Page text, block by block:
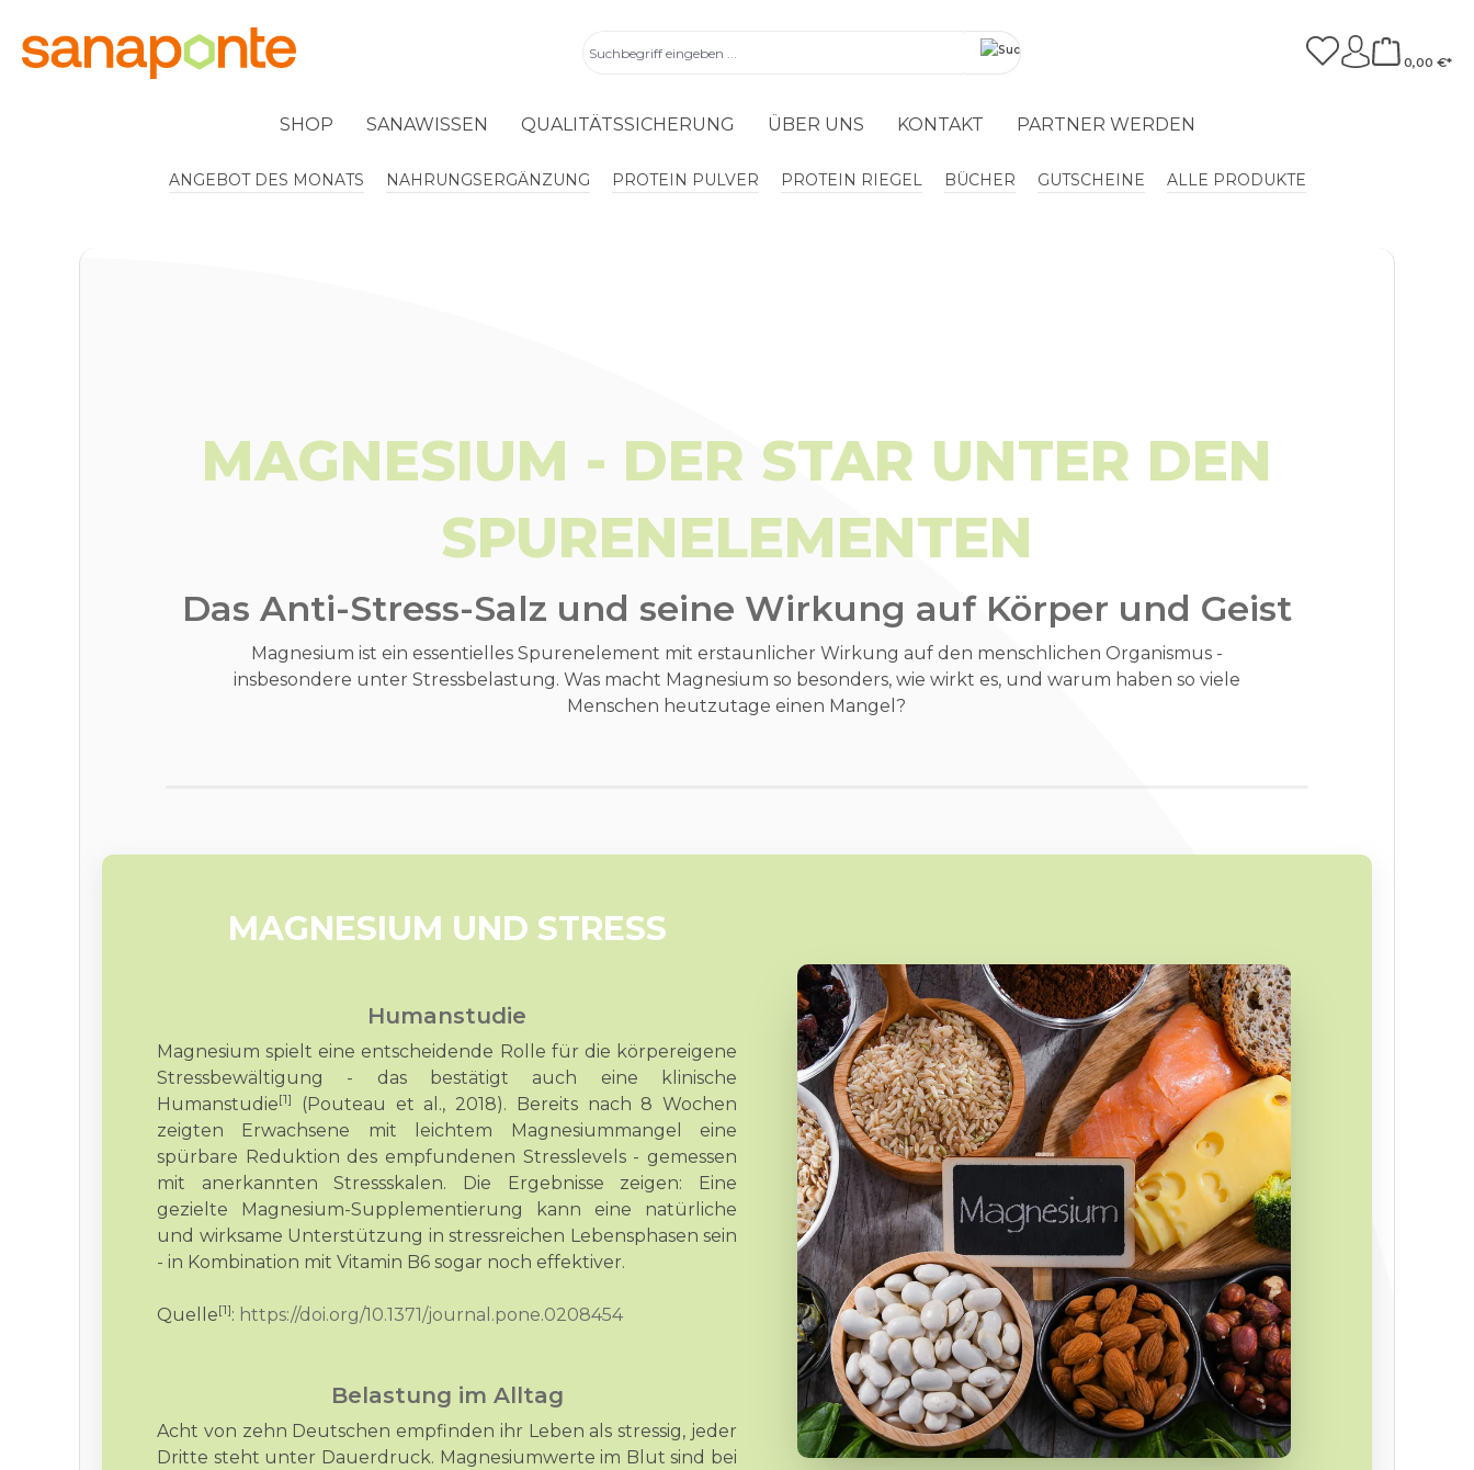
0,00 €*
SHOP SANAWISSEN QUALITÄTSSICHERUNG ÜBER UNS KONTAKT PARTNER WERDEN
ANGEBOT DES MONATS NAHRUNGSERGÄNZUNG PROTEIN PULVER PROTEIN RIEGEL BÜCHER GUTSCHEINE ALLE PRODUKTE
MAGNESIUM - DER STAR UNTER DEN
SPURENELEMENTEN
Das Anti-Stress-Salz und seine Wirkung auf Körper und Geist
Magnesium ist ein essentielles Spurenelement mit erstaunlicher Wirkung auf den menschlichen Organismus -
insbesondere unter Stressbelastung. Was macht Magnesium so besonders, wie wirkt es, und warum haben so viele
Menschen heutzutage einen Mangel?
MAGNESIUM UND STRESS
Humanstudie
Magnesium spielt eine entscheidende Rolle für die körpereigene
Stressbewältigung - das bestätigt auch eine klinische
Humanstudie[1]
(Pouteau et al., 2018). Bereits nach 8 Wochen
zeigten Erwachsene mit leichtem Magnesiummangel eine
spürbare Reduktion des empfundenen Stresslevels - gemessen
mit anerkannten Stressskalen. Die Ergebnisse zeigen: Eine
gezielte Magnesium-Supplementierung kann eine natürliche
und wirksame Unterstützung in stressreichen Lebensphasen sein
- in Kombination mit Vitamin B6 sogar noch effektiver.
Quelle[1]: https://doi.org/10.1371/journal.pone.0208454
Belastung im Alltag
Acht von zehn Deutschen empfinden ihr Leben als stressig, jeder
Dritte steht unter Dauerdruck. Magnesiumwerte im Blut sind bei